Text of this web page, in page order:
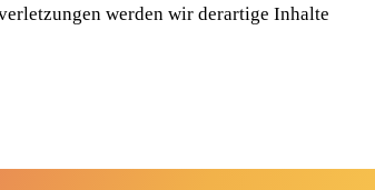
werden wir derartige Inhalte